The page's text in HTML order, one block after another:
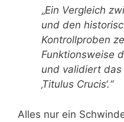
„Ein Vergleich
und den
Kontrollproben
Funktionsweise
und validiert
‚Titulus Crucis‘.“
Alles nur ein